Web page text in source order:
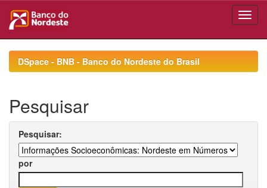
navigationDSpace - BNB - Banco do Nordeste do Brasil
Pesquisar
Pesquisar:
por